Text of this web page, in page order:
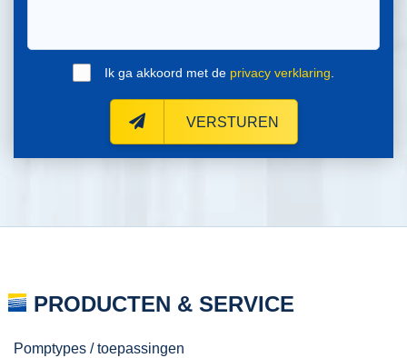
Ik ga akkoord met de privacy verklaring.
VERSTUREN
PRODUCTEN & SERVICE
Pomptypes / toepassingen